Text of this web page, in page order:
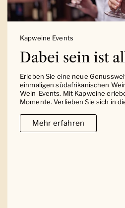
Kapweine Events
Dabei sein ist
Erleben Sie eine neue
einmaligen südafrikanischen
Wein-Events. Mit Kapweine
Momente. Verlieben Sie sich in
Mehr erfahren